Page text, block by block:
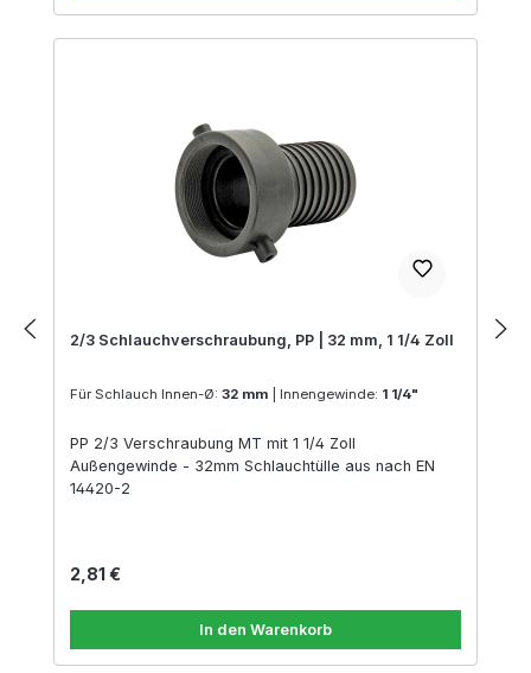
2/3 Schlauchverschraubung, PP | 32 mm, 1 1/4 Zoll
Für Schlauch Innen-Ø: 32 mm Innengewinde: 1 1/4"
PP 2/3 Verschraubung MT mit 1 1/4 Zoll
Außengewinde - 32mm Schlauchtülle aus nach EN
14420-2
Regulärer Preis:
2,81 €
In den Warenkorb